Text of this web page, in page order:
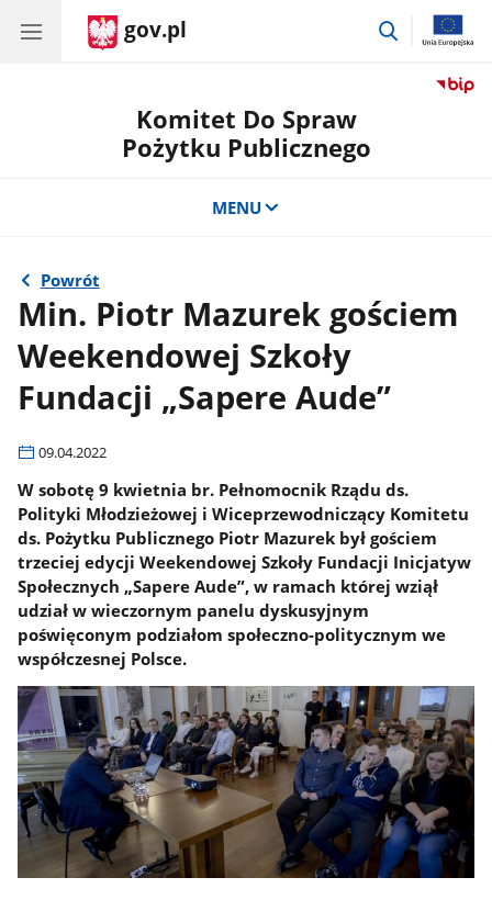
gov.pl
przejdź
Komitet Do Spraw
Pożytku Publicznego
MENU
Powrót
Min. Piotr Mazurek gościem
Weekendowej Szkoły
Fundacji „Sapere Aude”
09.04.2022
W sobotę 9 kwietnia br. Pełnomocnik Rządu ds.
Polityki Młodzieżowej i Wiceprzewodniczący Komitetu
ds. Pożytku Publicznego Piotr Mazurek był gościem
trzeciej edycji Weekendowej Szkoły Fundacji Inicjatyw
Społecznych „Sapere Aude”, w ramach której wziął
udział w wieczornym panelu dyskusyjnym
poświęconym podziałom społeczno-politycznym we
współczesnej Polsce.